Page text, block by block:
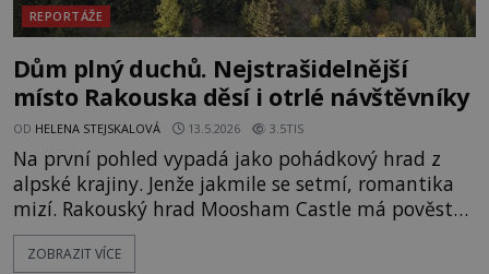
REPORTÁŽE
Dům plný duchů. Nejstrašidelnější
místo Rakouska děsí i otrlé návštěvníky
OD HELENA STEJSKALOVÁ 13.5.2026 3.5TIS
Na první pohled vypadá jako pohádkový hrad z
alpské krajiny. Jenže jakmile se setmí, romantika
mizí. Rakouský hrad Moosham Castle má pověst
nejděsivějšího domu v celé zemi. Lidé tu údajně
slyší kroky v prázdných chodbách, šeptání ze zdí i
ZOBRAZIT VÍCE